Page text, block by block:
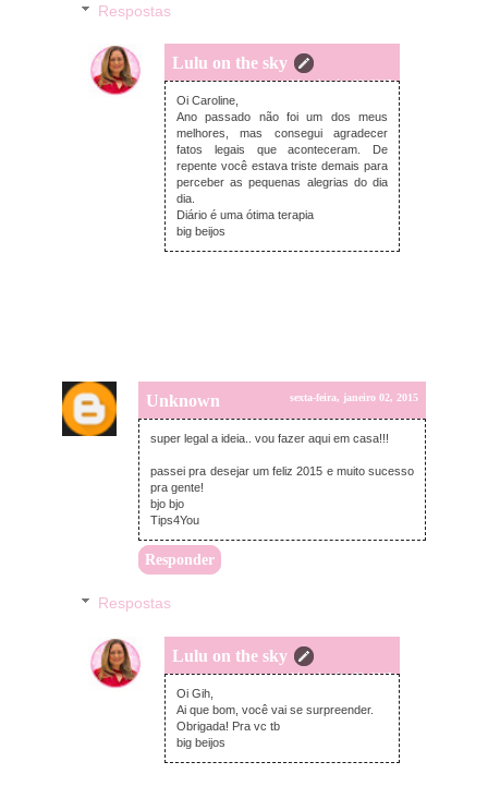
Respostas
Lulu on the sky
sexta-feira, janeiro 02, 2015
Oi Caroline,
Ano passado não foi um dos meus
melhores, mas consegui agradecer
fatos legais que aconteceram. De
repente você estava triste demais para
perceber as pequenas alegrias do dia
dia.
Diário é uma ótima terapia
big beijos
Unknown sexta-feira, janeiro 02, 2015
super legal a ideia.. vou fazer aqui em casa!!!
passei pra desejar um feliz 2015 e muito sucesso
pra gente!
bjo bjo
Tips4You
Responder
Respostas
Lulu on the sky
sexta-feira, janeiro 02, 2015
Oi Gih,
Ai que bom, você vai se surpreender.
Obrigada! Pra vc tb
big beijos